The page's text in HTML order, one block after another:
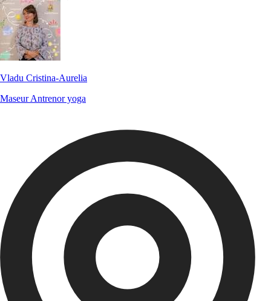
Vladu Cristina-Aurelia
MaseurAntrenor yoga